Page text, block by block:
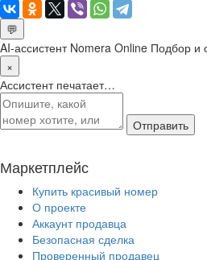
💬
AI-ассистент Nomera Online Подбор и
×
Ассистент печатает…
Отправить
Маркетплейс
Купить красивый номер
О проекте
Аккаунт продавца
Безопасная сделка
Проверенный продавец